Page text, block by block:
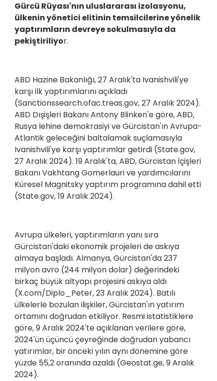
Gürcü Rüyası'nın uluslararası izolasyonu,
ülkenin yönetici elitinin temsilcilerine yönelik
yaptırımların devreye sokulmasıyla da
pekiştiriliyor.
ABD Hazine Bakanlığı, 27 Aralık'ta Ivanishvili'ye
karşı ilk yaptırımlarını açıkladı
(Sanctionssearch.ofac.treas.gov, 27 Aralık 2024).
ABD Dışişleri Bakanı Antony Blinken'e göre, ABD,
Rusya lehine demokrasiyi ve Gürcistan'ın Avrupa-
Atlantik geleceğini baltalamak suçlamasıyla
Ivanishvili'ye karşı yaptırımlar getirdi (State.gov,
27 Aralık 2024). 19 Aralık'ta, ABD, Gürcistan İçişleri
Bakanı Vakhtang Gomerlauri ve yardımcılarını
Küresel Magnitsky yaptırım programına dahil etti
(State.gov, 19 Aralık 2024).
Avrupa ülkeleri, yaptırımların yanı sıra
Gürcistan'daki ekonomik projeleri de askıya
almaya başladı. Almanya, Gürcistan'da 237
milyon avro (244 milyon dolar) değerindeki
birkaç büyük altyapı projesini askıya aldı
(X.com/Diplo_Peter, 23 Aralık 2024). Batılı
ülkelerle bozulan ilişkiler, Gürcistan'ın yatırım
ortamını doğrudan etkiliyor. Resmi istatistiklere
göre, 9 Aralık 2024'te açıklanan verilere göre,
2024'ün üçüncü çeyreğinde doğrudan yabancı
yatırımlar, bir önceki yılın aynı dönemine göre
yüzde 55,2 oranında azaldı (Geostat.ge, 9 Aralık
2024).